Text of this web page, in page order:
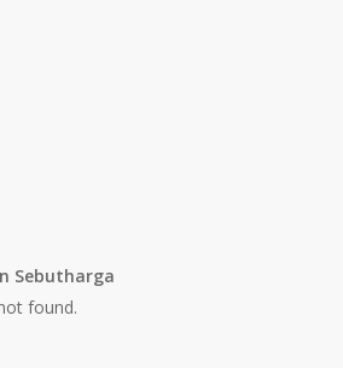
Sebutharga
found.